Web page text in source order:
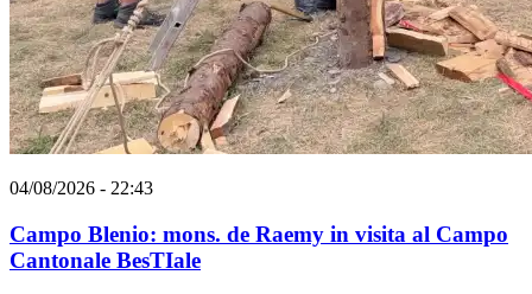
04/08/2026 - 22:43
Campo Blenio: mons. de Raemy in visita al Campo
Cantonale BesTIale